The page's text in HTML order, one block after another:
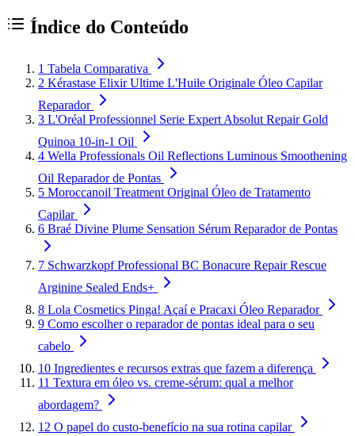
Índice do Conteúdo
1 Tabela Comparativa
2 Kérastase Elixir Ultime L'Huile Originale Óleo Capilar
Reparador
3 L'Oréal Professionnel Serie Expert Absolut Repair Gold
Quinoa 10-in-1 Oil
4 Wella Professionals Oil Reflections Luminous Smoothening
Oil Reparador de Pontas
5 Moroccanoil Treatment Original Óleo de Tratamento
Capilar
6 Braé Divine Plume Sensation Sérum Reparador de Pontas
7 Schwarzkopf Professional BC Bonacure Repair Rescue
Arginine Sealed Ends+
8 Lola Cosmetics Pinga! Açaí e Pracaxi Óleo Reparador
9 Como escolher o reparador de pontas ideal para o seu
cabelo
10 Ingredientes e recursos extras que fazem a diferença
11 Textura em óleo vs. creme-sérum: qual a melhor
abordagem?
12 O papel do custo-benefício na sua rotina capilar